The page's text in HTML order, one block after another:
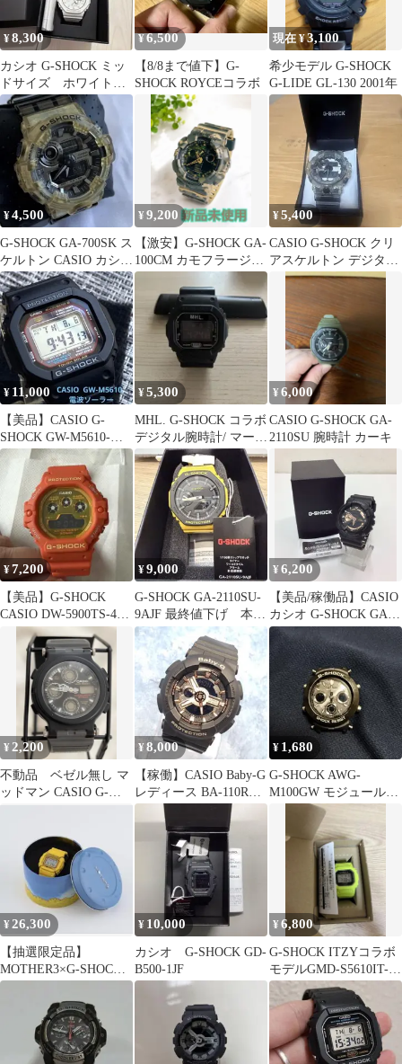
¥8,300
カシオ G-SHOCK ミッ
ドサイズ ホワイト
白 GMA-S2100-7AJF
¥6,500
【8/8まで値下】G-
SHOCK ROYCEコラボ
現在 ¥3,100
希少モデル G-SHOCK
G-LIDE GL-130 2001年
¥4,500
G-SHOCK GA-700SK ス
ケルトン CASIO カシ
オ 本体のみ 時計
¥9,200
【激安】G-SHOCK GA-
100CM カモフラージュ
腕時計
¥5,400
CASIO G-SHOCK クリ
アスケルトン デジタル
腕時計
¥ 11,000
【美品】CASIO G-
SHOCK GW-M5610-
1【電波ソーラー】②
¥5,300
MHL. G-SHOCK コラボ
デジタル腕時計/ マーガ
レットハウエル
¥6,000
CASIO G-SHOCK GA-
2110SU 腕時計 カーキ
¥7,200
【美品】G-SHOCK
CASIO DW-5900TS-4JF
腕時計
¥9,000
G-SHOCK GA-2110SU-
9AJF 最終値下げ 本日
まで。 中古品
¥6,200
【美品/稼働品】CASIO
カシオ G-SHOCK GA-
110RG-1AJF クォーツ
メンズ 腕時計 アナデジ
カレンダー ブラック ケ
ース付き K0806
¥ 2,200
不動品 ベゼル無し マ
ッドマン CASIO G-
SHOCK AW-570
¥8,000
【稼働】CASIO Baby-G
レディース BA-110RG
黒金
¥ 1,680
G-SHOCK AWG-
M100GW モジュール
5230 ジャンク
¥26,300
【抽選限定品】
MOTHER3×G-SHOCK
第3弾 DW-5600
¥ 10,000
カシオ G-SHOCK GD-
B500-1JF
¥6,800
G-SHOCK ITZYコラボ
モデルGMD-S5610IT-
3JR 2026福袋